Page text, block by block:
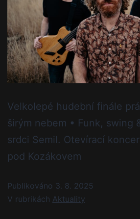
Velkolepé hudební finále
širým nebem • Funk, swing
srdci Semil. Otevírací
pod Kozákovem
Publikováno 3. 8. 2025
V rubrikách Aktuality